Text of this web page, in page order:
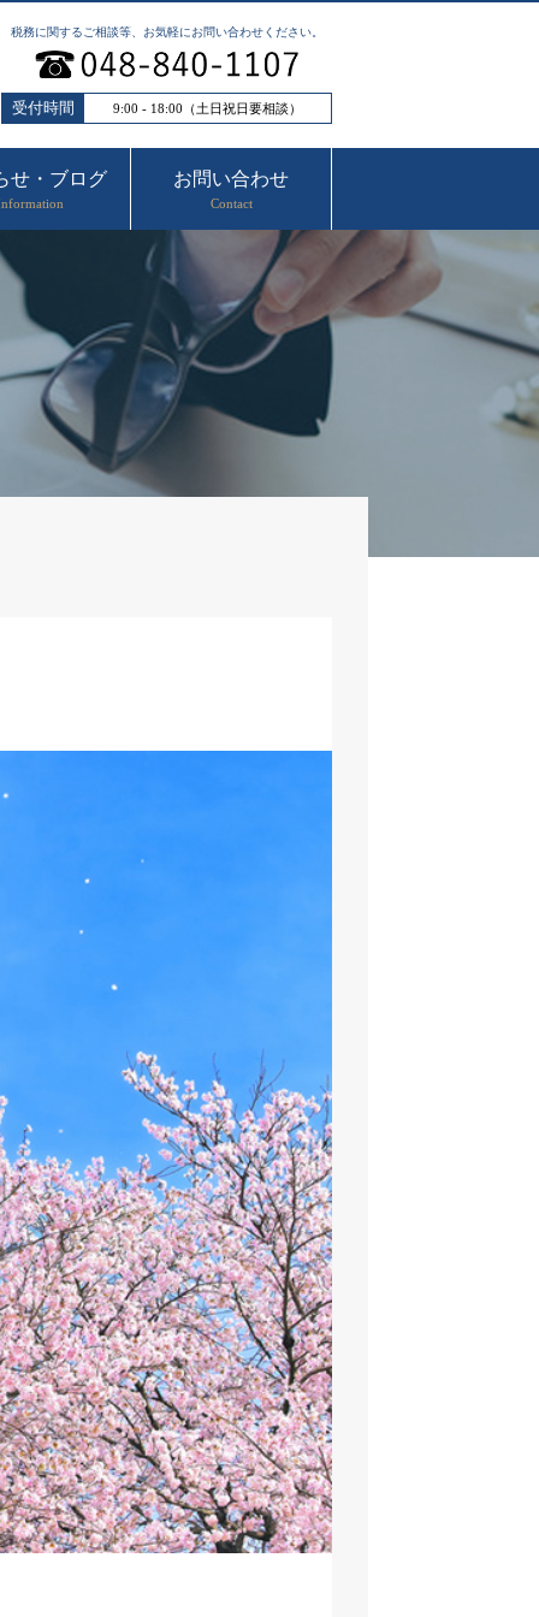
税務に関するご相談等、お気軽にお問い合わせください。
受付時間 9:00 - 18:00（土日祝日要相談）
せ・ブログ お問い合わせ
Contact